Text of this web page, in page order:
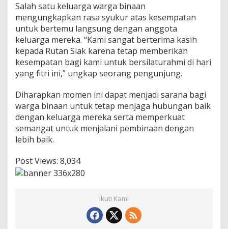
i
a
k
Salah satu keluarga warga binaan
mengungkapkan rasa syukur atas kesempatan
untuk bertemu langsung dengan anggota
keluarga mereka. “Kami sangat berterima kasih
kepada Rutan Siak karena tetap memberikan
kesempatan bagi kami untuk bersilaturahmi di hari
yang fitri ini,” ungkap seorang pengunjung.
Diharapkan momen ini dapat menjadi sarana bagi
warga binaan untuk tetap menjaga hubungan baik
dengan keluarga mereka serta memperkuat
semangat untuk menjalani pembinaan dengan
lebih baik.
Post Views: 8,034
Ikuti Kami